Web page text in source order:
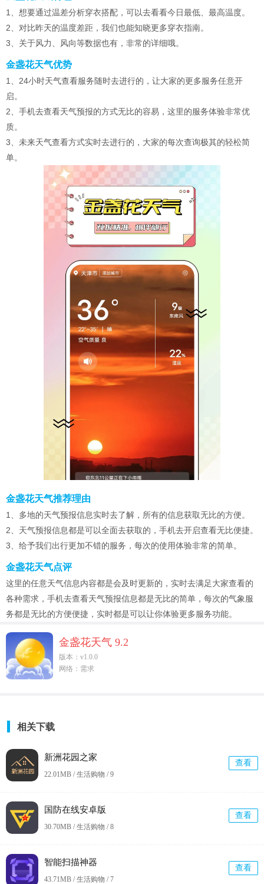
1、想要通过温差分析穿衣搭配，可以去看看今日最低、最高温度。
2、对比昨天的温度差距，我们也能知晓更多穿衣指南。
3、关于风力、风向等数据也有，非常的详细哦。
金盏花天气优势
1、24小时天气查看服务随时去进行的，让大家的更多服务任意开
启。
2、手机去查看天气预报的方式无比的容易，这里的服务体验非常优
质。
3、未来天气查看方式实时去进行的，大家的每次查询极其的轻松简
单。
金盏花天气推荐理由
1、多地的天气预报信息实时去了解，所有的信息获取无比的方便。
2、天气预报信息都是可以全面去获取的，手机去开启查看无比便捷。
3、给予我们出行更加不错的服务，每次的使用体验非常的简单。
金盏花天气点评
这里的任意天气信息内容都是会及时更新的，实时去满足大家查看的
各种需求，手机去查看天气预报信息都是无比的简单，每次的气象服
务都是无比的方便便捷，实时都是可以让你体验更多服务功能。
金盏花天气 9.2
版本：v1.0.0
网络：需求
相关下载
新洲花园之家
22.01MB / 生活购物 /9
查看
国防在线安卓版
30.70MB / 生活购物 /8
查看
智能扫描神器
43.71MB / 生活购物 /7
查看